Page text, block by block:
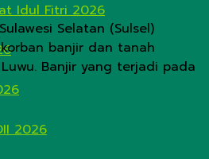
Idul Fitri 2026
2026
Selatan (Sulsel)
banjir dan tanah
Banjir yang terjadi pada